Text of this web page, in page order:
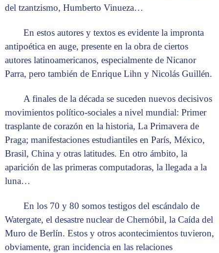
del tzantzismo, Humberto Vinueza…
En estos autores y textos es evidente la impronta
antipoética en auge, presente en la obra de ciertos
autores latinoamericanos, especialmente de Nicanor
Parra, pero también de Enrique Lihn y Nicolás Guillén.
A finales de la década se suceden nuevos decisivos
movimientos político-sociales a nivel mundial: Primer
trasplante de corazón en la historia, La Primavera de
Praga; manifestaciones estudiantiles en París, México,
Brasil, China y otras latitudes. En otro ámbito, la
aparición de las primeras computadoras, la llegada a la
luna…
En los 70 y 80 somos testigos del escándalo de
Watergate, el desastre nuclear de Chernóbil, la Caída del
Muro de Berlín. Estos y otros acontecimientos tuvieron,
obviamente, gran incidencia en las relaciones